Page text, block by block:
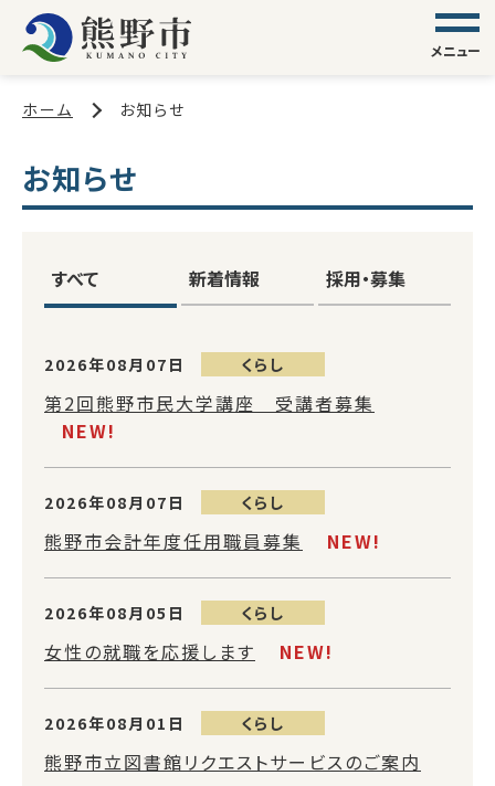
メニュー
ホーム お知らせ
お知らせ
すべて 新着情報 採用・募集
2026年08月07日 くらし
第2回熊野市民大学講座 受講者募集
NEW!
2026年08月07日 くらし
熊野市会計年度任用職員募集 NEW!
2026年08月05日 くらし
女性の就職を応援します NEW!
2026年08月01日 くらし
熊野市立図書館リクエストサービスのご案内